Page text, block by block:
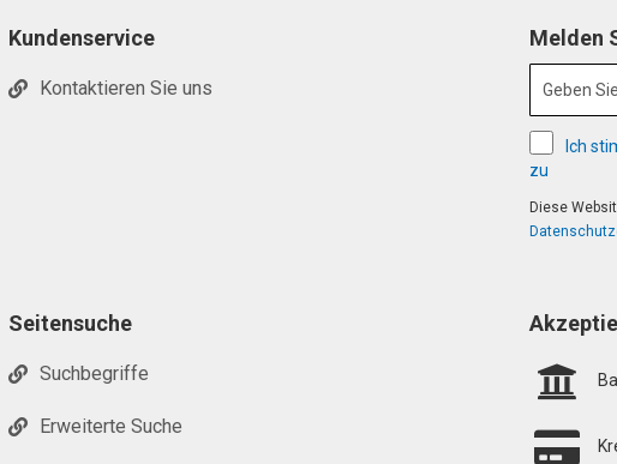
Melden
Ich
zu
Diese
Kundenservice
Kontaktieren Sie uns
Seitensuche
Suchbegriffe
Erweiterte Suche